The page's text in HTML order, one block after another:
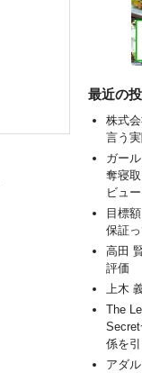
最近の
株式
言う
ガー
奪寝
ビュー
目標
保証
高田
評価
上木
The
係を
アダ